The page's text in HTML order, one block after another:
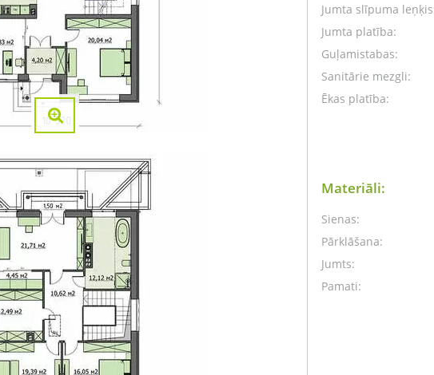
Jumta slīpuma
Jumta platība:
Guļamistabas:
Sanitārie mezgli:
Ēkas platība:
Materiāli:
Sienas:
Pārklāšana:
Jumts:
Pamati: